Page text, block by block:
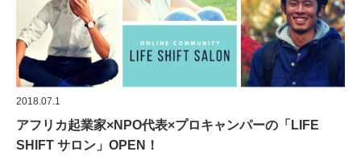
2018.07.1
アフリカ起業家×NPO代表×プロキャンパーの「LIFE
SHIFT サロン」OPEN！